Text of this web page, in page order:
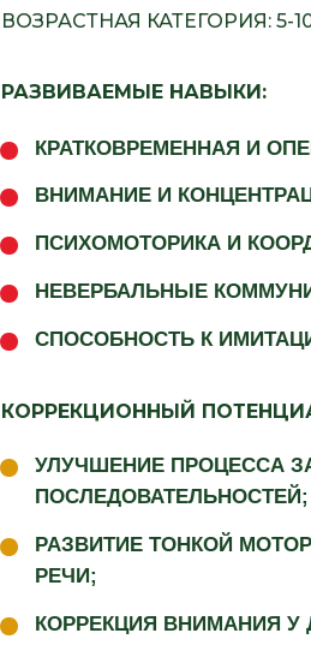
ВОЗРАСТНАЯ КАТЕГОРИЯ: 5-
КРАТКОВРЕМЕННАЯ И
ВНИМАНИЕ И
ПСИХОМОТОРИКА И
РАЗВИВАЕМЫЕ НАВЫКИ:
КОРРЕКЦИОННЫЙ
УЛУЧШЕНИЕ ПРОЦЕССА
ПОСЛЕДОВАТЕЛЬНОСТЕЙ;
РАЗВИТИЕ ТОНКОЙ
РЕЧИ;
КОРРЕКЦИЯ ВНИМАНИЯ У
НЕВЕРБАЛЬНЫЕ
СПОСОБНОСТЬ К